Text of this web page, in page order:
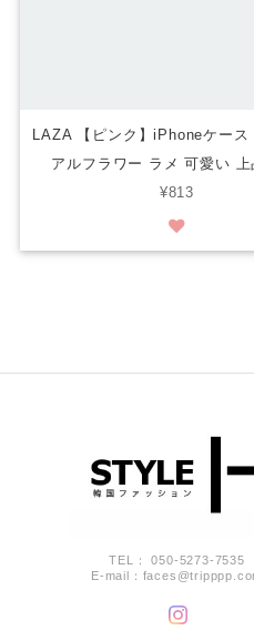
LAZA 【ピンク】iPhoneケー
アルフラワー ラメ 可愛い
¥813
TEL： 050-5273-7535
E-mail：